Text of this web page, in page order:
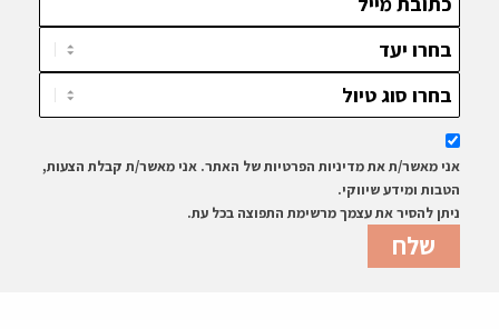
אני מאשר/ת את מדיניות הפרטיות של האתר. אני מאשר/ת קבלת הצעות,
הטבות ומידע שיווקי.
ניתן להסיר את עצמך מרשימת התפוצה בכל עת.